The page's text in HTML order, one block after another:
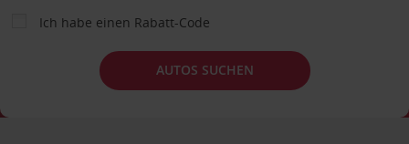
Ich habe einen Rabatt-Code
AUTOS SUCHEN